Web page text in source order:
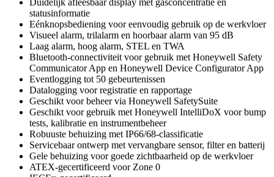
Duidelijk afleesbaar display met gasconcentratie en
statusinformatie
Eénknopsbediening voor eenvoudig gebruik op de werkvloer
Visueel alarm, trilalarm en hoorbaar alarm van 95 dB
Laag alarm, hoog alarm, STEL en TWA
Bluetooth-connectiviteit voor gebruik met Honeywell Safety
Communicator App en Honeywell Device Configurator App
Eventlogging tot 50 gebeurtenissen
Datalogging voor registratie en rapportage
Geschikt voor beheer via Honeywell SafetySuite
Geschikt voor gebruik met Honeywell IntelliDoX voor bump
tests, kalibratie en instrumentbeheer
Robuuste behuizing met IP66/68-classificatie
Servicebaar ontwerp met vervangbare sensor, filter en batterij
Gele behuizing voor goede zichtbaarheid op de werkvloer
ATEX-gecertificeerd voor Zone 0